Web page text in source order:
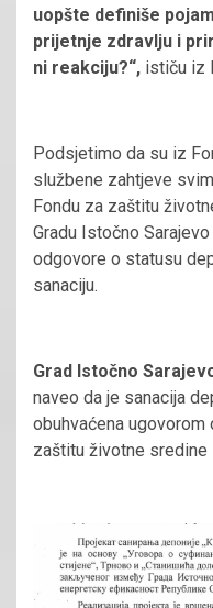
uopšte definiše
prijetnje zdravlju i
ni reakciju?“, ističu iz
Podsjetimo da su iz
službene zahtjeve
Fondu za zaštitu
Gradu Istočno
odgovore o statusu
sanaciju.
Grad Istočno
naveo da je sanacija
obuhvaćena ugovorom
zaštitu životne sredine